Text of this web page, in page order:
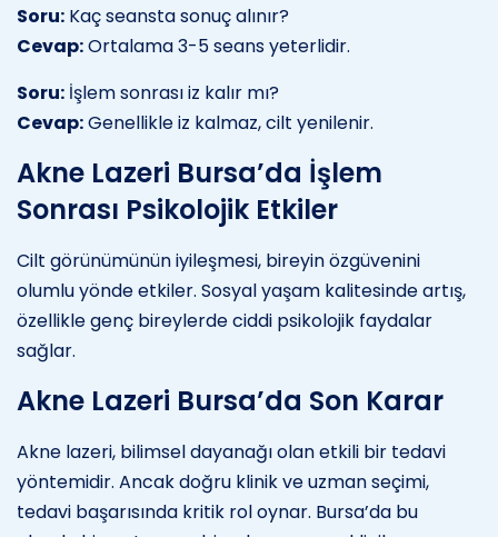
Soru: Kaç seansta sonuç alınır?
Cevap:Ortalama 3-5 seans yeterlidir.
Soru: İşlem sonrası iz kalır mı?
Cevap:Genellikle iz kalmaz, cilt yenilenir.
Akne Lazeri Bursa’da İşlem
Sonrası Psikolojik Etkiler
Cilt görünümünün iyileşmesi, bireyin özgüvenini
olumlu yönde etkiler. Sosyal yaşam kalitesinde artış,
özellikle genç bireylerde ciddi psikolojik faydalar
sağlar.
Akne Lazeri Bursa’da Son Karar
Akne lazeri, bilimsel dayanağı olan etkili bir tedavi
yöntemidir. Ancak doğru klinik ve uzman seçimi,
tedavi başarısında kritik rol oynar. Bursa’da bu